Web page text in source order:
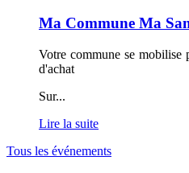
sur
Ma
Commune
Ma
Santé
Ma Commune Ma
Votre commune se mobilise
d'achat
Sur...
Lire la suite
Tous les événements